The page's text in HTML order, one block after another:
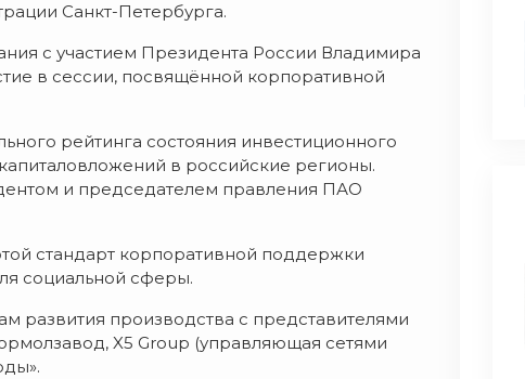
Санкт-Петербурга.
с участием Президента России Владимира
в сессии, посвящённой корпоративной
рейтинга состояния инвестиционного
в российские регионы.
и председателем правления ПАО
стандарт корпоративной поддержки
социальной сферы.
развития производства с представителями
X5 Group (управляющая сетями